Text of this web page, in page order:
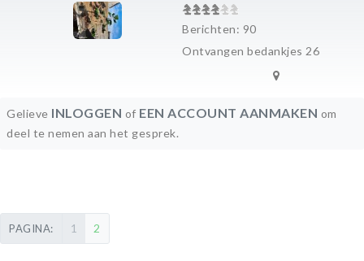
Berichten: 90
Ontvangen bedankjes 26
Gelieve INLOGGEN of EEN ACCOUNT AANMAKEN om
deel te nemen aan het gesprek.
PAGINA: 1 2